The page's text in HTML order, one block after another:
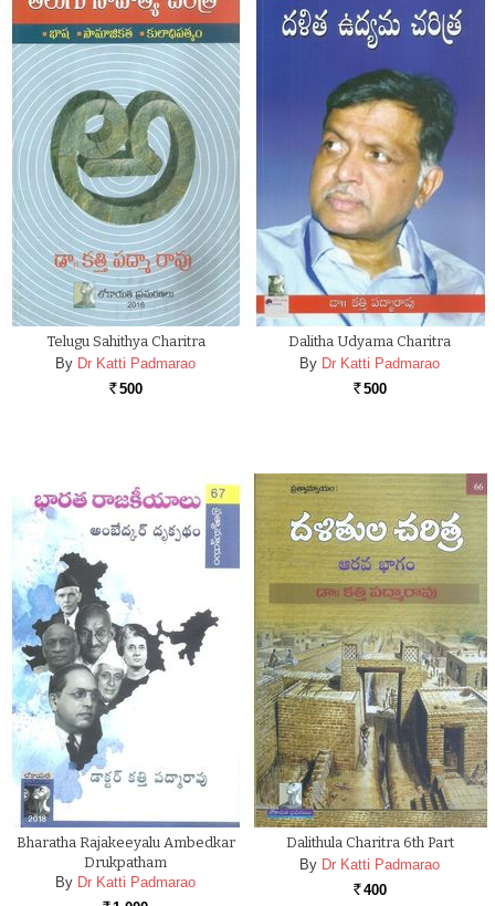
Telugu Sahithya Charitra
By Dr Katti Padmarao
Rs. 500
Dalitha Udyama Charitra
By Dr Katti Padmarao
Rs. 500
Bharatha Rajakeeyalu Ambedkar
Drukpatham
By Dr Katti Padmarao
Dalithula Charitra 6th Part
By Dr Katti Padmarao
Rs. 400